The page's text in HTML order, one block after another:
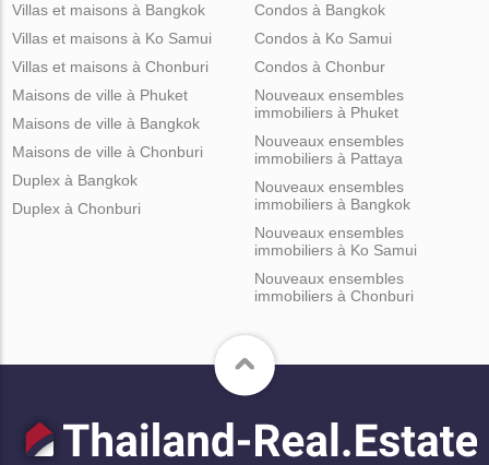
Villas et maisons à Bangkok
Villas et maisons à Ko Samui
Villas et maisons à Chonburi
Condos à Bangkok
Condos à Ko Samui
Condos à Chonbur
Maisons de ville à Phuket
Maisons de ville à Bangkok
Maisons de ville à Chonburi
Duplex à Bangkok
Duplex à Chonburi
Nouveaux ensembles
immobiliers à Phuket
Nouveaux ensembles
immobiliers à Pattaya
Nouveaux ensembles
immobiliers à Bangkok
Nouveaux ensembles
immobiliers à Ko Samui
Nouveaux ensembles
immobiliers à Chonburi